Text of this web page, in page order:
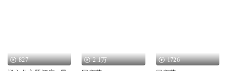
827 2.1万 1726